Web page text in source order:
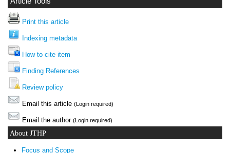
Print this article
Indexing metadata
How to cite item
Finding References
Review policy
Email this article (Login required)
Email the author (Login required)
About JTHP
Focus and Scope